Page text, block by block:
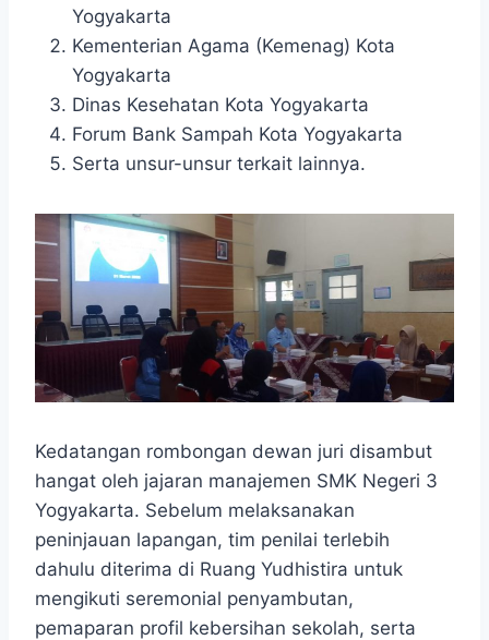
Yogyakarta
Kementerian Agama (Kemenag) Kota
Yogyakarta
Dinas Kesehatan Kota Yogyakarta
Forum Bank Sampah Kota Yogyakarta
Serta unsur-unsur terkait lainnya.
Kedatangan rombongan dewan juri disambut
hangat oleh jajaran manajemen SMK Negeri 3
Yogyakarta. Sebelum melaksanakan
peninjauan lapangan, tim penilai terlebih
dahulu diterima di Ruang Yudhistira untuk
mengikuti seremonial penyambutan,
pemaparan profil kebersihan sekolah, serta